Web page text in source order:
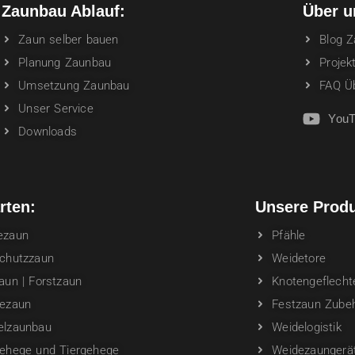
Zaunbau Ablauf:
Zaun selber bauen
Planung Zaunbau
Umsetzung Zaunbau
Unser Service
Downloads
Über
Blog
FAQ
| Forstzaun
und Tiergehege
Unsere
Pfähle
Weidetore
Festzaun
Weidelogistik